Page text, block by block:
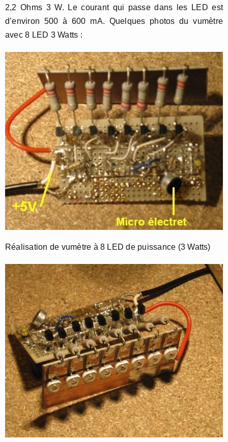
2,2 Ohms 3 W. Le courant qui passe dans les LED est
d’environ 500 à 600 mA. Quelques photos du vumètre
avec 8 LED 3 Watts :
Réalisation de vumètre à 8 LED de puissance (3 Watts)